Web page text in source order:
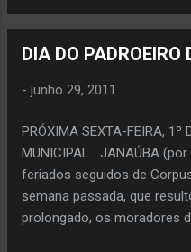
(nome da
Oliveira
estudantil
10% do
e de 2% do
Educação.
sociedade
DIA DO
- junho 29, 2011
PRÓXIMA SEXTA-FEIRA, 1º
MUNICIPAL JANAÚBA
feriados seguidos de
semana passada, que
prolongado, os moradores